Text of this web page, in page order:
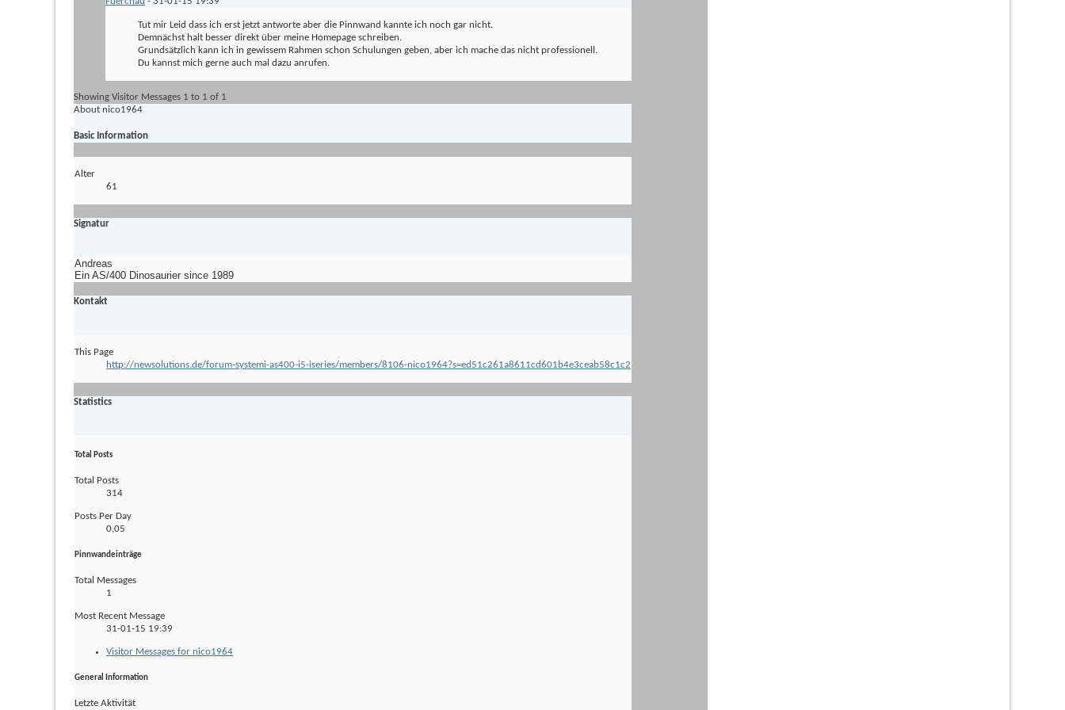
Tut mir Leid dass ich erst jetzt antworte aber die Pinnwand kannte ich noch gar nicht.
Demnächst halt besser direkt über meine Homepage schreiben.
Grundsätzlich kann ich in gewissem Rahmen schon Schulungen geben, aber ich mache das nicht professionell.
Du kannst mich gerne auch mal dazu anrufen.
Showing Visitor Messages 1 to 1 of 1
About nico1964
Basic Information
Alter
61
Signatur
Andreas
Ein AS/400 Dinosaurier since 1989
Kontakt
This Page
http://newsolutions.de/forum-systemi-as400-i5-iseries/members/8106-nico1964?s=ed51c261a8611cd601b4e3ceab58c1c2
Statistics
Total Posts
Total Posts
314
Posts Per Day
0,05
Pinnwandeinträge
Total Messages
1
Most Recent Message
31-01-15 19:39
Visitor Messages for nico1964
General Information
Letzte Aktivität